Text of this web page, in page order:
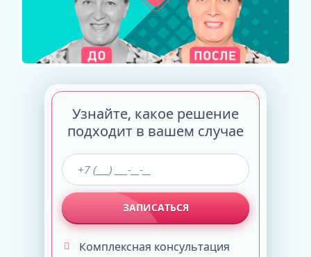
Узнайте, какое решение
подходит в вашем случае
ЗАПИСАТЬСЯ
Комплексная консультация